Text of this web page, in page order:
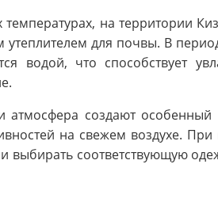
на территории
утеплителем для почвы. В
водой, что способствует
атмосфера создают
на свежем воздухе.
выбирать соответствующую